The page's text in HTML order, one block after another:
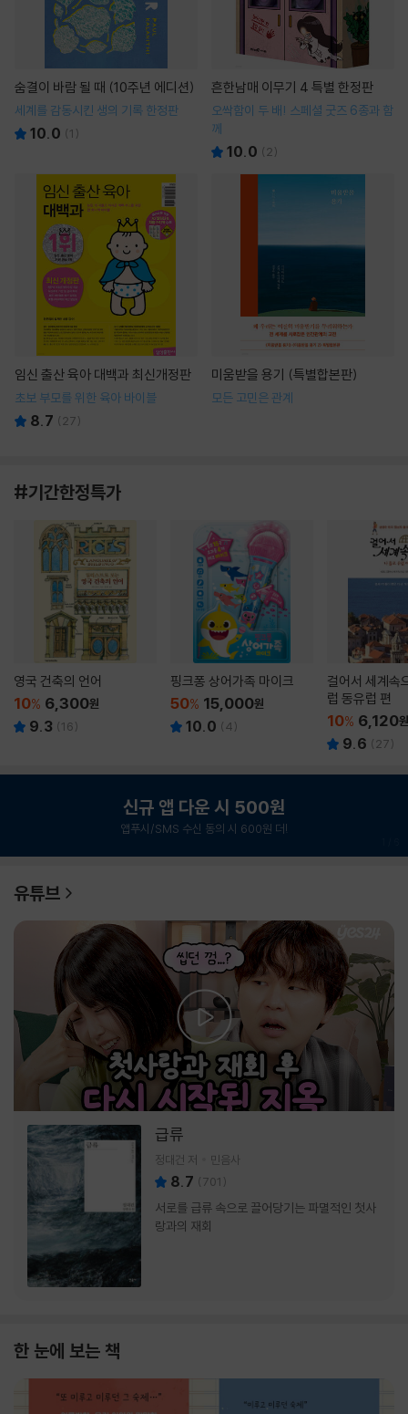
숨결이 바람 될 때 (10주년 에디션)
세계를 감동시킨 생의 기록 한정판
10.0 (1 )
흔한남매 이무기 4 특별 한정판
오싹함이 두 배! 스페셜 굿즈 6종과 함
께
10.0 ( 2)
임신 출산 육아 대백과 최신개정판
초보 부모를 위한 육아 바이블
8.7 ( 27)
미움받을 용기 (특별합본판)
모든 고민은 관계
#기간한정특가
영국 건축의 언어
10% 6,300원
9.3 (16)
핑크퐁 상어가족 마이크
50% 15,000원
10.0 (4)
걸어서 세계속
럽 동유럽 편
10% 6,120원
9.6 ( 27)
신규 앱 다운 시 500원
앱푸시/SMS 수신 동의 시 600원 더!
유튜브
급류
정대건 저 민음사
8.7 (701 )
서로를 급류 속으로 끌어당기는 파멸적인 첫사
랑과의 재회
한 눈에 보는 책